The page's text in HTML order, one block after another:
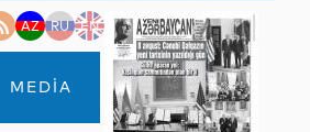
AZ RU EN
MEDİA